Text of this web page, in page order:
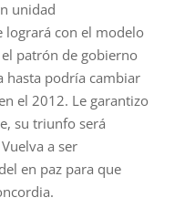
unidad
logrará con el modelo
patrón de gobierno
hasta podría cambiar
el 2012. Le garantizo
su triunfo será
a ser
en paz para que